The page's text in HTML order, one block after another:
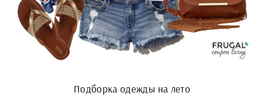
Подборка одежды на лето